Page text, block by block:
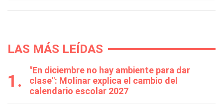
LAS MÁS LEÍDAS
"En diciembre no hay ambiente para dar
clase": Molinar explica el cambio del
calendario escolar 2027